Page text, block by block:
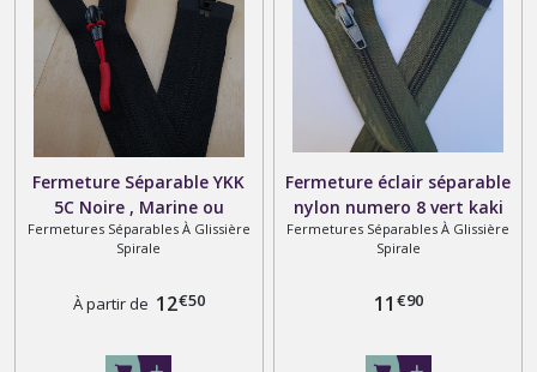
Fermeture Séparable YKK
5C Noire , Marine ou
Marron Maille Invisible ,1 ou
2 curseurs sur Mesure
Fermetures Séparables À Glissière
Spirale
À partir de 12€50
Fermeture éclair séparable
nylon numero 8 vert kaki
sur mesure
Fermetures Séparables À Glissière
Spirale
11 €90